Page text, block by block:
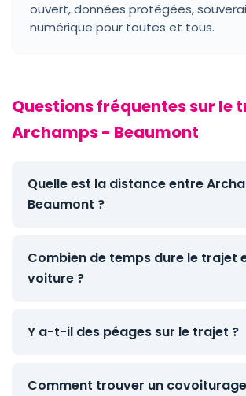
ouvert, données protégées,
numérique pour toutes et tous.
Questions fréquentes sur le
Archamps - Beaumont
Quelle est la distance entre
Beaumont ?
Combien de temps dure le trajet
voiture ?
Y a-t-il des péages sur le trajet ?
Comment trouver un covoiturage